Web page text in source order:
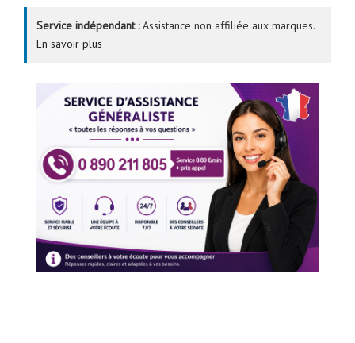
Service indépendant :Assistance non affiliée aux marques.
En savoir plus